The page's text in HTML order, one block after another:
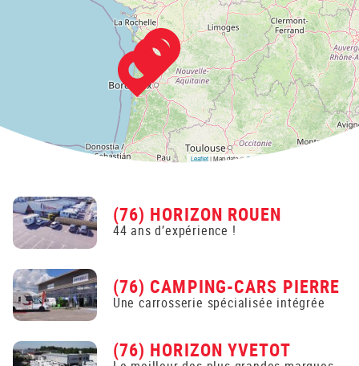
Leaflet| Map data © OpenStreetMap
(76) HORIZON ROUEN
44 ans d’expérience !
(76) CAMPING-CARS PIERRE
Une carrosserie spécialisée intégrée
(76) HORIZON YVETOT